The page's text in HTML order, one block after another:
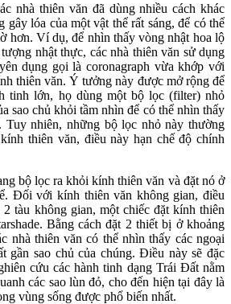
nhà thiên văn đã dùng nhiều cách khác
gây lóa của một vật thể rất sáng, để có thể
hơn. Ví dụ, để nhìn thấy vòng nhật hoa lộ
nhật thực, các nhà thiên văn sử dụng
dụng gọi là coronagraph vừa khớp với
thiên văn. Ý tưởng này được mở rộng để
tinh lớn, họ dùng một bộ lọc (filter) nhỏ
sao chủ khỏi tầm nhìn để có thể nhìn thấy
Tuy nhiên, những bộ lọc nhỏ này thường
thiên văn, điều này hạn chế độ chính
bộ lọc ra khỏi kính thiên văn và đặt nó ở
Đối với kính thiên văn không gian, điều
tàu không gian, một chiếc đặt kính thiên
Bằng cách đặt 2 thiết bị ở khoảng
nhà thiên văn có thể nhìn thấy các ngoại
gần sao chủ của chúng. Điều này sẽ đặc
cứu các hành tinh dạng Trái Đất nằm
các sao lùn đỏ, cho đến hiện tại đây là
vùng sống được phổ biến nhất.